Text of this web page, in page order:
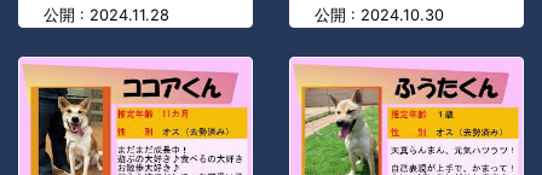
公開 : 2024.11.28
公開 : 2024.10.30